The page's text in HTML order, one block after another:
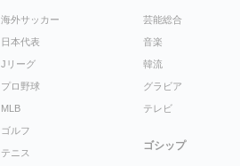
海外サッカー
日本代表
Jリーグ
プロ野球
MLB
ゴルフ
テニス
芸能総合
音楽
韓流
グラビア
テレビ
ゴシップ